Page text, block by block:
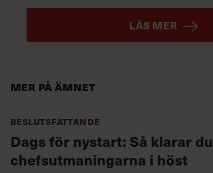
Mer på ämnet
Beslutsfattande
Dags för nystart: Så klarar du
chefsutmaningarna i höst
LÄS MER